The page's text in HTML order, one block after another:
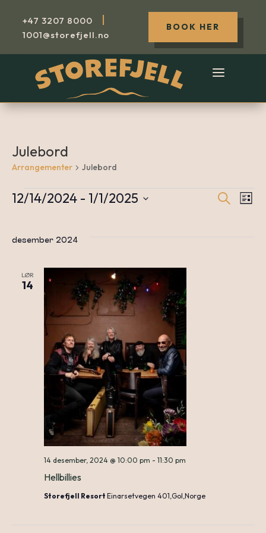
+47 3207 8000 |
1001@storefjell.no
BOOK HER
Julebord
Arrangementer Julebord
Arrangementer
Søk Liste
12/14/2024 - 1/1/2025
desember 2024
LØR
14
Hellbillies
14 desember, 2024 @ 10:00 pm - 11:30 pm
Storefjell Resort Einarsetvegen 401,Gol,Norge